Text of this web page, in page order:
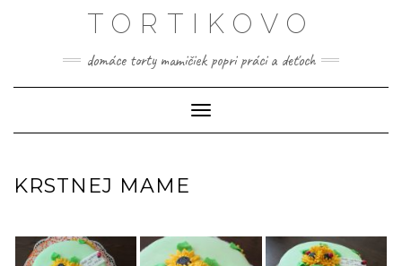
TORTIKOVO
domáce torty mamičiek popri práci a deťoch
Toggle Navigation
KRSTNEJ MAME